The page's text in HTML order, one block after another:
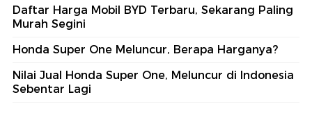
Daftar Harga Mobil BYD Terbaru, Sekarang Paling
Murah Segini
Honda Super One Meluncur, Berapa Harganya?
Nilai Jual Honda Super One, Meluncur di Indonesia
Sebentar Lagi